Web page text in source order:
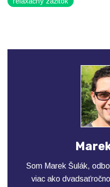
Som Marek Šulák,
viac ako